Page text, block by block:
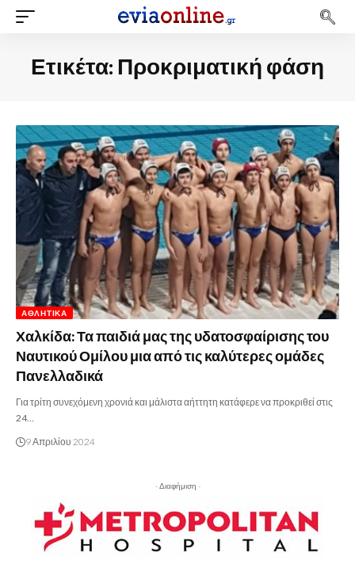
Ετικέτα: Προκριματική φάση
ΑΘΛΗΤΙΚΆ
Χαλκίδα: Τα παιδιά μας της υδατοσφαίρισης του
Ναυτικού Ομίλου μια από τις καλύτερες ομάδες
Πανελλαδικά
Για τρίτη συνεχόμενη χρονιά και μάλιστα αήττητη κατάφερε να προκριθεί στις
24…
9 Απριλίου 2024
- Διαφήμιση -